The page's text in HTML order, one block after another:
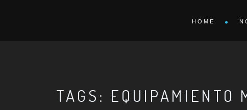
HOME
TAGS: EQUIPAMIENTO